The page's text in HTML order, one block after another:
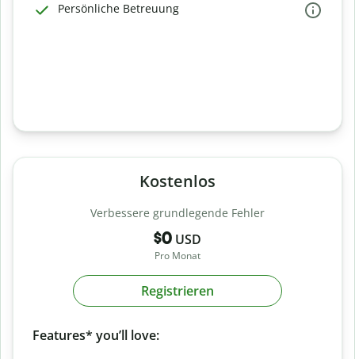
Persönliche Betreuung
Kostenlos
Verbessere grundlegende Fehler
$0 USD
Pro Monat
Registrieren
Features* you’ll love: